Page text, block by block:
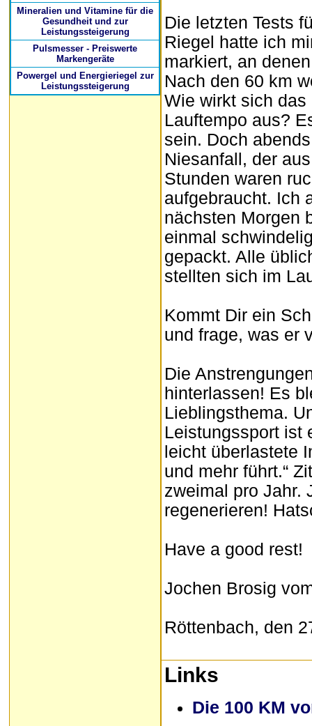
Mineralien und Vitamine für die
Gesundheit und zur
Leistungssteigerung
Pulsmesser - Preiswerte
Markengeräte
Powergel und Energieriegel zur
Leistungssteigerung
Die letzten Tests
Riegel hatte ich
markiert, an
Nach den 60 km
Wie wirkt sich
Lauftempo aus?
sein. Doch
Niesanfall, der
Stunden waren
aufgebraucht. Ich
nächsten Morgen
einmal
gepackt. Alle
stellten sich im
Kommt Dir ein
und frage, was er
Die
hinterlassen! Es
Lieblingsthema.
Leistungssport ist
leicht überlastete
und mehr führt.“
zweimal pro Jahr.
regenerieren!
Have a good rest!
Jochen Brosig
Röttenbach, den
Links
Die 100 KM